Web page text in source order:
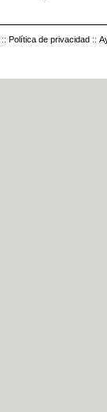
:: Política de privacidad ::